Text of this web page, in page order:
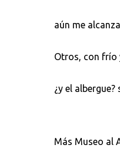
aún me
Otros, con frío
¿y el albergue?
Más Museo al